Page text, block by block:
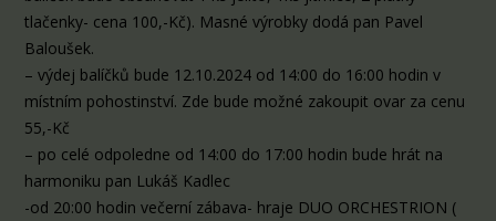
tlačenky- cena 100,-Kč). Masné výrobky dodá pan Pavel
Baloušek.
– výdej balíčků bude 12.10.2024 od 14:00 do 16:00 hodin v
místním pohostinství. Zde bude možné zakoupit ovar za cenu
55,-Kč
– po celé odpoledne od 14:00 do 17:00 hodin bude hrát na
harmoniku pan Lukáš Kadlec
-od 20:00 hodin večerní zábava- hraje DUO ORCHESTRION (